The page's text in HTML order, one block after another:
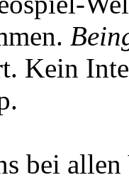
Kein
bei